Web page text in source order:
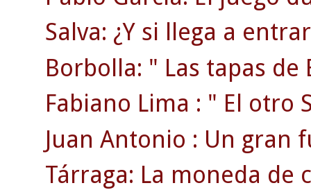
Salva: ¿Y si llega a
Borbolla: " Las tapas de
Fabiano Lima : " El otro
Juan Antonio : Un gran
Tárraga: La moneda de